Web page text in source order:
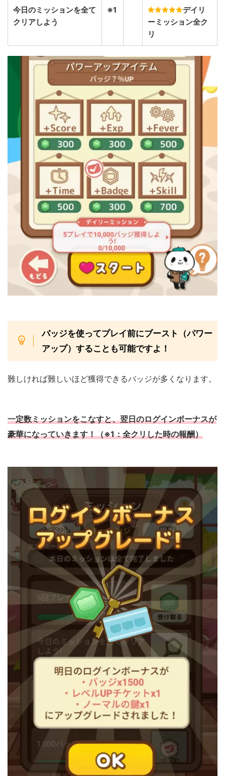
今日のミッションを全て
クリアしよう
※1
デイリ
ーミッション全ク
リ
バッジを使ってプレイ前にブースト（パワー
アップ）することも可能ですよ！
難しければ難しいほど獲得できるバッジが多くなります。
一定数ミッションをこなすと、翌日のログインボーナスが
豪華になっていきます！（※1：全クリした時の報酬）